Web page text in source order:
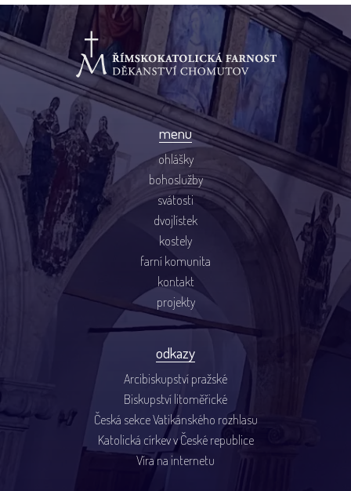
menu
ohlášky
bohoslužby
svátosti
dvojlístek
kostely
farní komunita
kontakt
projekty
odkazy
Arcibiskupství pražské
Biskupství litoměřické
Česká sekce Vatikánského rozhlasu
Katolická církev v České republice
Víra na internetu